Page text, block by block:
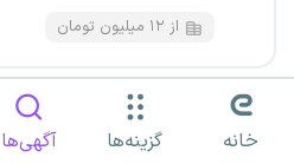
از ۱۲ میلیون تومان
سرپرست فروش
خانه گزینه‌ها آگهی‌ها